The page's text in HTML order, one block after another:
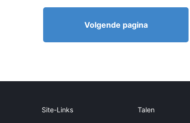
Volgende pagina
Site-Links Talen